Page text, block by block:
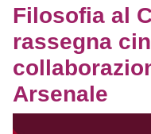
Filosofia al
rassegna
Arsenale